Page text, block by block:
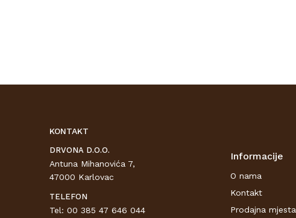
KONTAKT
DRVONA D.O.O.
Antuna Mihanovića 7,
47000 Karlovac
TELEFON
Tel: 00 385 47 646 044
Informacije
O nama
Kontakt
Prodajna mjesta